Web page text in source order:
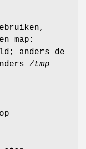
map:
anders de
/tmp